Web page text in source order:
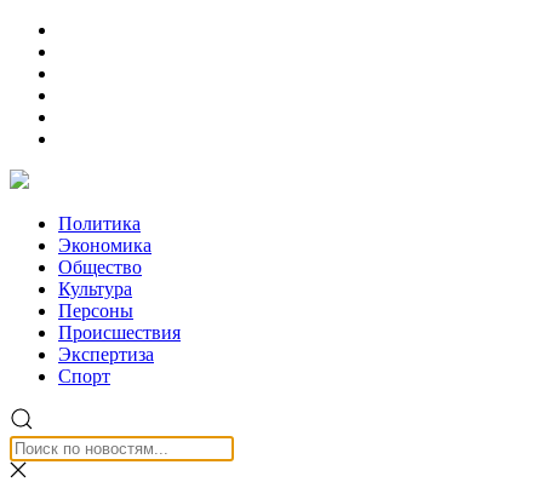
Политика
Экономика
Общество
Культура
Персоны
Происшествия
Экспертиза
Спорт